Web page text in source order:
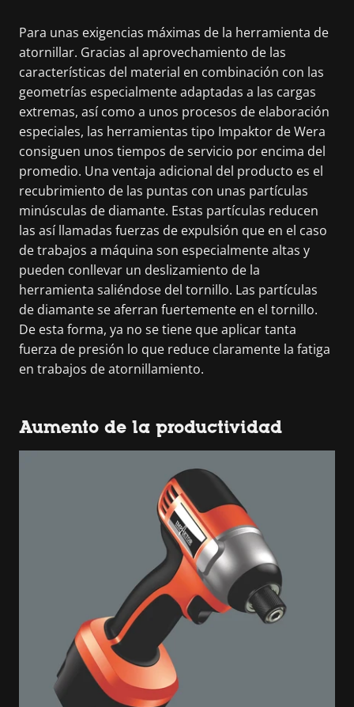
Para unas exigencias máximas de la herramienta de
atornillar. Gracias al aprovechamiento de las
características del material en combinación con las
geometrías especialmente adaptadas a las cargas
extremas, así como a unos procesos de elaboración
especiales, las herramientas tipo Impaktor de Wera
consiguen unos tiempos de servicio por encima del
promedio. Una ventaja adicional del producto es el
recubrimiento de las puntas con unas partículas
minúsculas de diamante. Estas partículas reducen
las así llamadas fuerzas de expulsión que en el caso
de trabajos a máquina son especialmente altas y
pueden conllevar un deslizamiento de la
herramienta saliéndose del tornillo. Las partículas
de diamante se aferran fuertemente en el tornillo.
De esta forma, ya no se tiene que aplicar tanta
fuerza de presión lo que reduce claramente la fatiga
en trabajos de atornillamiento.
Aumento de la productividad